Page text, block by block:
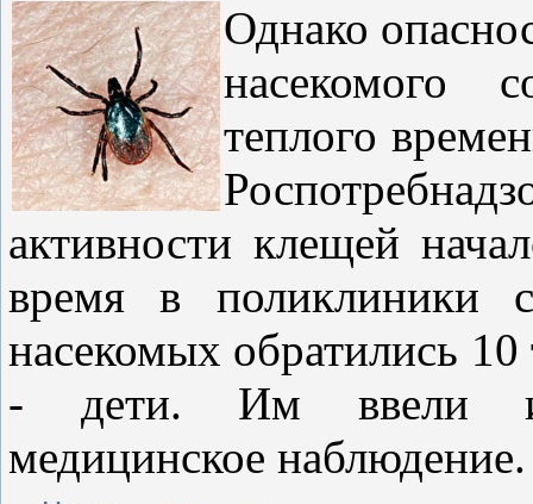
Однако
насекомого
теплого
активности клещей
время в поликлиники
насекомых обратились
- дети. Им ввели
медицинское наблюдение.